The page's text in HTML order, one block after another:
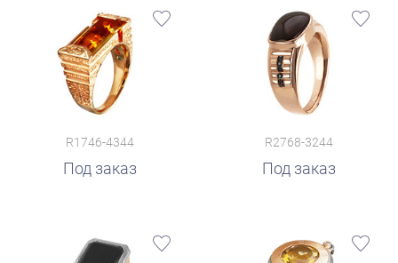
R1746-4344
Под заказ
R2768-3244
Под заказ